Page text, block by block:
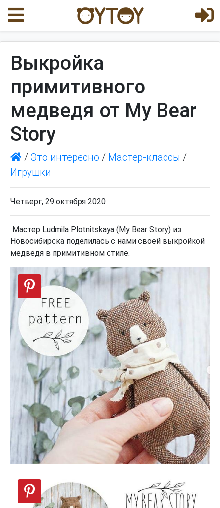
Выкройка
примитивного
медведя от My Bear
Story
/ Это интересно / Мастер-классы /
Игрушки
Четверг, 29 октября 2020
Мастер Ludmila Plotnitskaya (My Bear Story) из
Новосибирска поделилась с нами своей выкройкой
медведя в примитивном стиле.